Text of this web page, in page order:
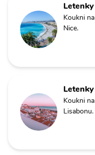
Koukni
Nice.
Koukni
Lisabonu.